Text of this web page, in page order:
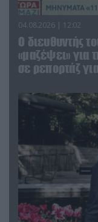
04.08.2026 | 12:02
O διευθυντής
«μαζέψει» για
σε ρεπορτάζ